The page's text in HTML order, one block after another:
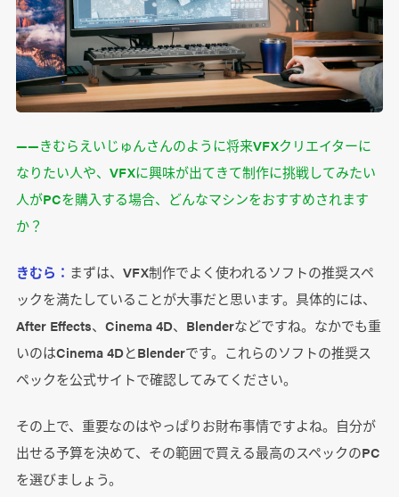
――きむらえいじゅんさんのように将来VFXクリエイターに
なりたい人や、VFXに興味が出てきて制作に挑戦してみたい
人がPCを購入する場合、どんなマシンをおすすめされます
か？
きむら： まずは、VFX制作でよく使われるソフトの推奨スペ
ックを満たしていることが大事だと思います。具体的には、
After Effects、Cinema 4D、Blenderなどですね。なかでも重
いのはCinema 4DとBlenderです。これらのソフトの推奨ス
ペックを公式サイトで確認してみてください。
その上で、重要なのはやっぱりお財布事情ですよね。自分が
出せる予算を決めて、その範囲で買える最高のスペックのPC
を選びましょう。